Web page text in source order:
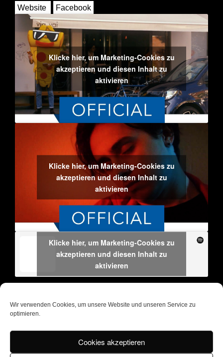
Wir verwenden Cookies, um unsere Website und unseren Service zu
optimieren.
Cookies akzeptieren
Website Facebook
Klicke hier, um Marketing-Cookies zu
akzeptieren und diesen Inhalt zu
aktivieren
Klicke hier, um Marketing-Cookies zu
akzeptieren und diesen Inhalt zu
aktivieren
Klicke hier, um Marketing-Cookies zu
akzeptieren und diesen Inhalt zu
aktivieren